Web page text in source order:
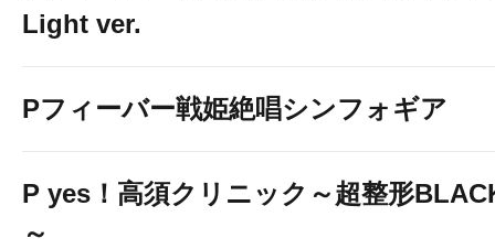
Light ver.
Pフィーバー戦姫絶唱シンフォギア
P yes！高須クリニック～超整形
～